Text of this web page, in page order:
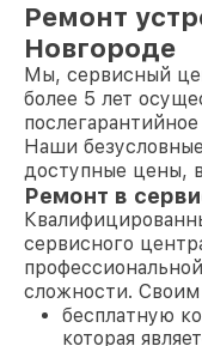
Ремонт
Новгороде
Мы, сервисный
более 5 лет
Наши
доступные цены,
Ремонт в
сервисного
сложности.
бесплатную
которая